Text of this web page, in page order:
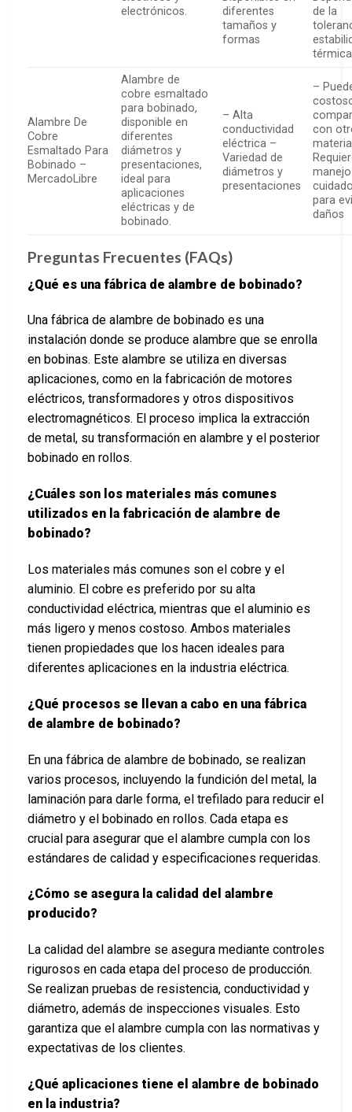
electrónicos.
diferentes
tamaños y
formas
de la
térmica
Alambre De
Cobre
Esmaltado Para
Bobinado –
MercadoLibre
Alambre de
cobre esmaltado
para bobinado,
disponible en
diferentes
diámetros y
presentaciones,
ideal para
aplicaciones
eléctricas y de
bobinado.
– Alta
conductividad
eléctrica –
Variedad de
diámetros y
presentaciones
–
con
manejo
para
daños
Preguntas Frecuentes (FAQs)
¿Qué es una fábrica de alambre de bobinado?
Una fábrica de alambre de bobinado es una
instalación donde se produce alambre que se enrolla
en bobinas. Este alambre se utiliza en diversas
aplicaciones, como en la fabricación de motores
eléctricos, transformadores y otros dispositivos
electromagnéticos. El proceso implica la extracción
de metal, su transformación en alambre y el posterior
bobinado en rollos.
¿Cuáles son los materiales más comunes
utilizados en la fabricación de alambre de
bobinado?
Los materiales más comunes son el cobre y el
aluminio. El cobre es preferido por su alta
conductividad eléctrica, mientras que el aluminio es
más ligero y menos costoso. Ambos materiales
tienen propiedades que los hacen ideales para
diferentes aplicaciones en la industria eléctrica.
¿Qué procesos se llevan a cabo en una fábrica
de alambre de bobinado?
En una fábrica de alambre de bobinado, se realizan
varios procesos, incluyendo la fundición del metal, la
laminación para darle forma, el trefilado para reducir el
diámetro y el bobinado en rollos. Cada etapa es
crucial para asegurar que el alambre cumpla con los
estándares de calidad y especificaciones requeridas.
¿Cómo se asegura la calidad del alambre
producido?
La calidad del alambre se asegura mediante controles
rigurosos en cada etapa del proceso de producción.
Se realizan pruebas de resistencia, conductividad y
diámetro, además de inspecciones visuales. Esto
garantiza que el alambre cumpla con las normativas y
expectativas de los clientes.
¿Qué aplicaciones tiene el alambre de bobinado
en la industria?